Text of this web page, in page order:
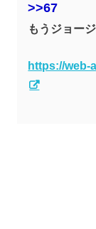
>>67
もうジョー
https://web-